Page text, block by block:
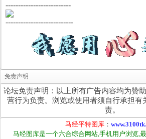
--------------------------
---------------------------
免责声明
论坛免责声明：以上所有广告内容均为赞
营行为负责。浏览或使用者须自行承担有
责。
马经平特图库：
马经图库是一个六合综合网站,手机用户浏览,